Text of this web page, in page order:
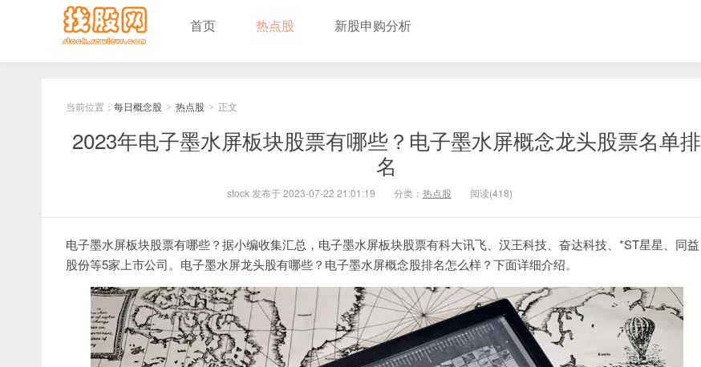
首页 热点股 新股申购分析
当前位置： 每日概念股 > 热点股 > 正文
2023年电子墨水屏板块股票有哪些？电子墨水屏概念龙头股票名单排
名
stock 发布于 2023-07-22 21:01:19 分类： 热点股 阅读(418)
电子墨水屏板块股票有哪些？据小编收集汇总，电子墨水屏板块股票有科大讯飞、汉王科技、奋达科技、*ST星星、同益
股份等5家上市公司。电子墨水屏龙头股有哪些？电子墨水屏概念股排名怎么样？下面详细介绍。